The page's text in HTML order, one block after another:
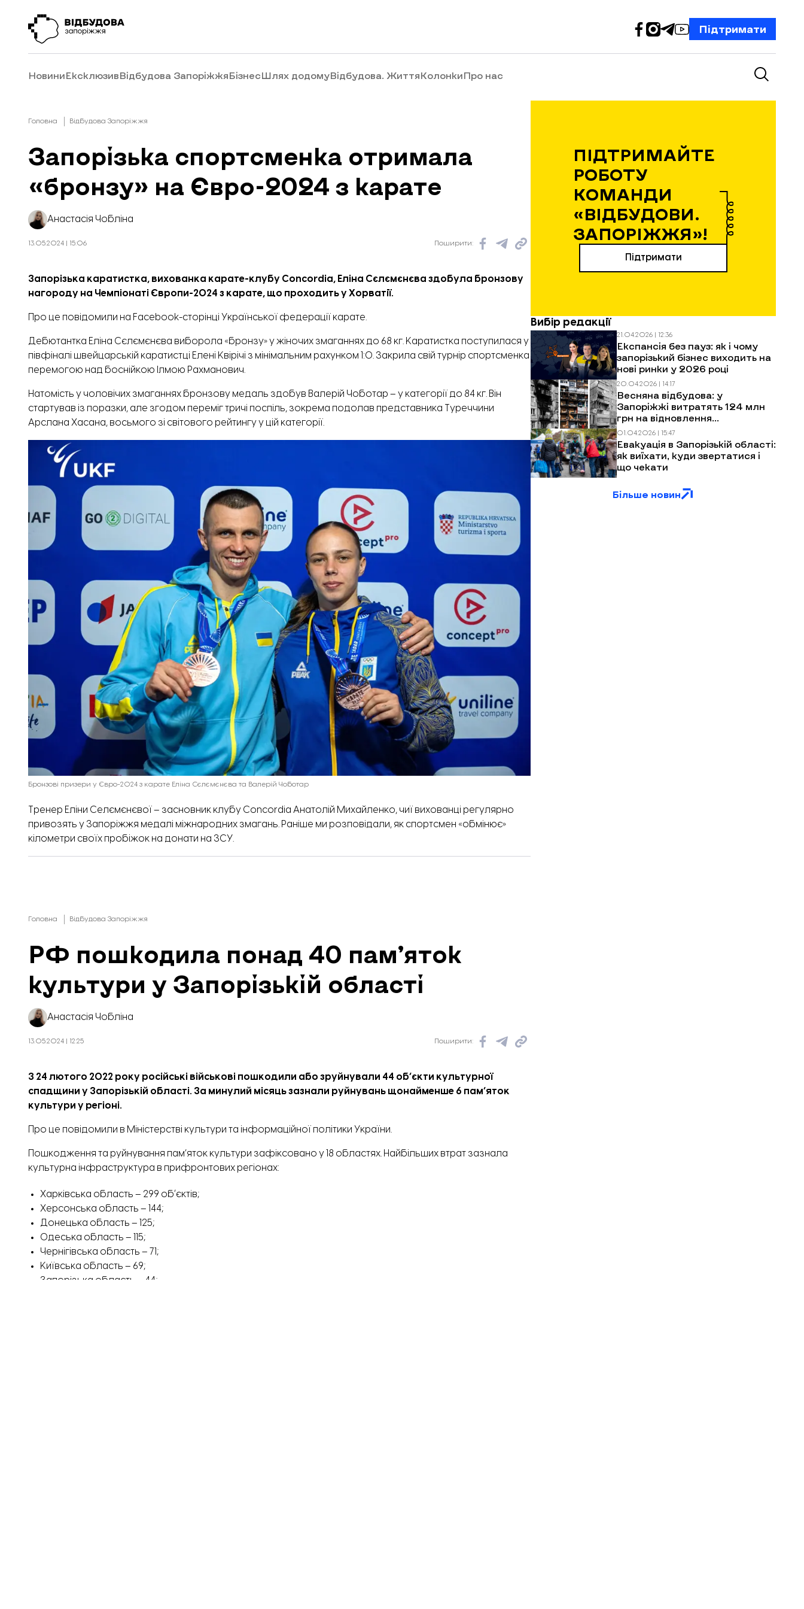
Підтримати
НовиниЕксклюзивВідбудова ЗапоріжжяБізнесШлях додомуВідбудова. ЖиттяКолонкиПро нас
Головна Відбудова Запоріжжя
Запорізька спортсменка отримала
«бронзу» на Євро-2024 з карате
Анастасія Чобліна
13.05.2024 | 15:06 Поширити:
Запорізька каратистка, вихованка карате-клубу Concordia, Еліна Сєлємєнєва здобула бронзову
нагороду на Чемпіонаті Європи-2024 з карате, що проходить у Хорватії.
Про це повідомили на Facebook-сторінці Української федерації карате.
Дебютантка Еліна Сєлємєнєва виборола «бронзу» у жіночих змаганнях до 68 кг. Каратистка поступилася у
півфіналі швейцарській каратистці Елені Квірічі з мінімальним рахунком 1:0. Закрила свій турнір спортсменка
перемогою над боснійкою Ілмою Рахманович.
Натомість у чоловічих змаганнях бронзову медаль здобув Валерій Чоботар – у категорії до 84 кг. Він
стартував із поразки, але згодом переміг тричі поспіль, зокрема подолав представника Туреччини
Арслана Хасана, восьмого зі світового рейтингу у цій категорії.
Бронзові призери у Євро-2024 з карате Еліна Сєлємєнєва та Валерій Чоботар
Тренер Еліни Селємєнєвої – засновник клубу Concordia Анатолій Михайленко, чиї вихованці регулярно
привозять у Запоріжжя медалі міжнародних змагань. Раніше ми розповідали, як спортсмен «обмінює»
кілометри своїх пробіжок на донати на ЗСУ.
Головна Відбудова Запоріжжя
РФ пошкодила понад 40 памʼяток
культури у Запорізькій області
Анастасія Чобліна
13.05.2024 | 12:25 Поширити:
З 24 лютого 2022 року російські військові пошкодили або зруйнували 44 обʼєкти культурної
спадщини у Запорізькій області. За минулий місяцьзазнали руйнувань щонайменше 6 памʼяток
культури у регіоні.
Про це повідомили в Міністерстві культури та інформаційної політики України.
Пошкодження та руйнування пам’яток культури зафіксовано у 18 областях. Найбільших втрат зазнала
культурна інфраструктура в прифронтових регіонах:
Харківська область – 299 обʼєктів;
Херсонська область – 144;
Донецька область – 125;
Одеська область – 115;
Чернігівська область – 71;
Київська область – 69;
Запорізька область – 44;
ПІДТРИМАЙТЕ
РОБОТУ
КОМАНДИ
«ВІДБУДОВИ.
ЗАПОРІЖЖЯ»!
Підтримати
Вибір редакції
21.04.2026 | 12:36
Експансія без пауз: як і чому
запорізький бізнес виходить на
нові ринки у 2026 році
20.04.2026 | 14:17
Весняна відбудова: у
Запоріжжі витратять 124 млн
грн на відновлення
багатоповерхівок після
обстрілів
01.04.2026 | 15:47
Евакуація в Запорізькій області:
як виїхати, куди звертатися і
що чекати
Більше новин